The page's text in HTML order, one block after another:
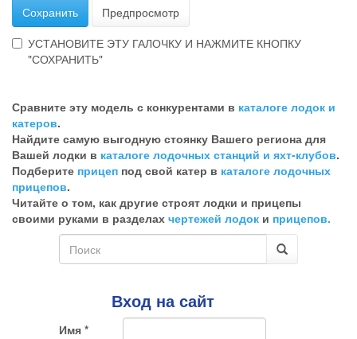
Сохранить
Предпросмотр
УСТАНОВИТЕ ЭТУ ГАЛОЧКУ И НАЖМИТЕ КНОПКУ
"СОХРАНИТЬ"
говорит
о
том,
что
Вы
хотите
ненужный
комментарий
Сравните эту модель с конкурентами в каталоге лодок и
катеров.
Найдите самую выгодную стоянку Вашего региона для
Вашей лодки в каталоге лодочных станций и яхт-клубов.
Подберите прицеп под свой катер в каталоге лодочных
прицепов.
Читайте о том, как другие строят лодки и прицепы
своими руками в разделах чертежей лодок и прицепов.
Форма
поиска
Вход на сайт
Имя *